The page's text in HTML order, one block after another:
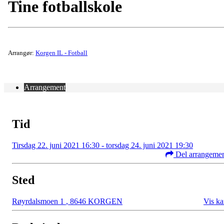
Tine fotballskole
Arrangør: Korgen IL - Fotball
Arrangement
Tid
Tirsdag 22. juni 2021 16:30 - torsdag 24. juni 2021 19:30
Del
Sted
Røyrdalsmoen 1 , 8646 KORGEN Vis